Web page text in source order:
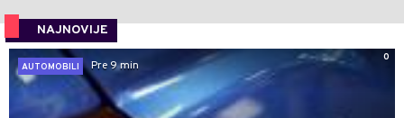
NAJNOVIJE
0
AUTOMOBILI
Pre 9 min